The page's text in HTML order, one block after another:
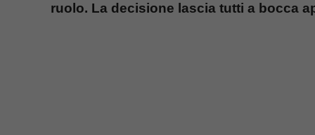
ruolo. La decisione lascia tutti a bocca